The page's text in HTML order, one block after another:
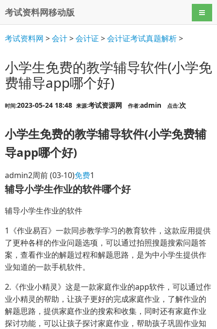
考试资料网移动版 导航
考试资料网 >会计>会计证 >会计证考试真题解析>
小学生免费的教学辅导软件(小学免
费辅导app哪个好)
时间:2023-05-24 18:48 来源:考试资源网 作者:admin 点击:次
小学生免费的教学辅导软件(小学免费辅
导app哪个好)
admin2周前(03-10)免费1
辅导小学生作业的软件哪个好
辅导小学生作业的软件
1《作业易百》一款同步教学学习的教育软件，这款应用提供
了更种各样的作业问题选项，可以通过拍照搜题搜索问题答
案，查看作业的解题过程和解题思路，是为中小学生提供作
业知道的一款手机软件。
2.《作业小精灵》这是一款家庭作业的app软件，可以通过作
业小精灵的帮助，让孩子更好的完成家庭作业，了解作业的
解题思路，提供家庭作业的搜索和收集，同时还有家庭作业
探讨功能，可以让孩子探讨家庭作业，帮助孩子巩固作业知